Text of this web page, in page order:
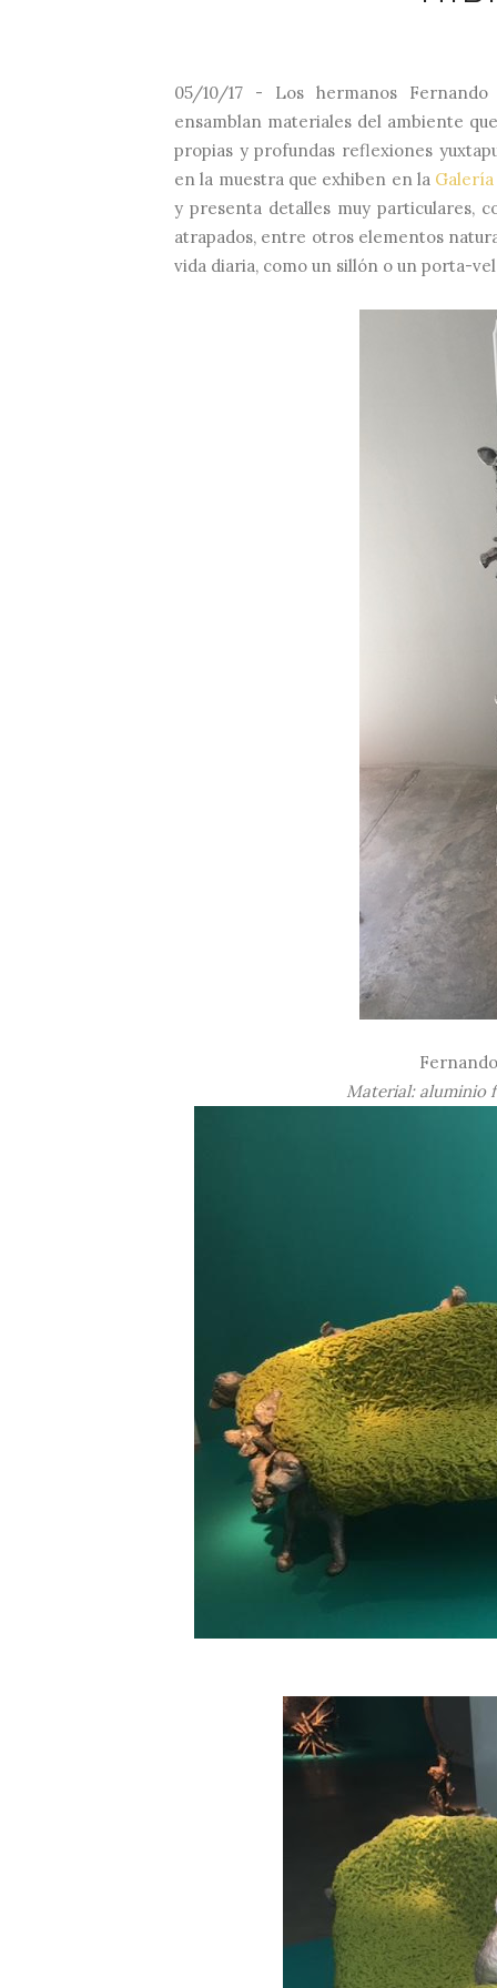
05/10/17 - Los hermanos
ensamblan materiales del ambiente
propias y profundas reflexiones
en la muestra que exhiben en la
y presenta detalles muy particulares,
atrapados, entre otros elementos
vida diaria, como un sillón o un porta-
Material: aluminio